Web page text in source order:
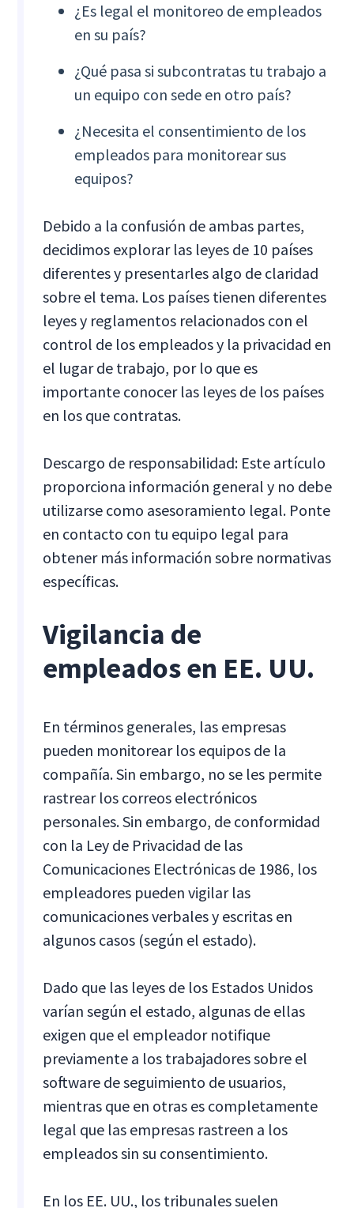
¿Es legal el monitoreo de empleados
en su país?
¿Qué pasa si subcontratas tu trabajo a
un equipo con sede en otro país?
¿Necesita el consentimiento de los
empleados para monitorear sus
equipos?
Debido a la confusión de ambas partes,
decidimos explorar las leyes de 10 países
diferentes y presentarles algo de claridad
sobre el tema. Los países tienen diferentes
leyes y reglamentos relacionados con el
control de los empleados y la privacidad en
el lugar de trabajo, por lo que es
importante conocer las leyes de los países
en los que contratas.
Descargo de responsabilidad: Este artículo
proporciona información general y no debe
utilizarse como asesoramiento legal. Ponte
en contacto con tu equipo legal para
obtener más información sobre normativas
específicas.
Vigilancia de
empleados en EE. UU.
En términos generales, las empresas
pueden monitorear los equipos de la
compañía. Sin embargo, no se les permite
rastrear los correos electrónicos
personales. Sin embargo, de conformidad
con la Ley de Privacidad de las
Comunicaciones Electrónicas de 1986, los
empleadores pueden vigilar las
comunicaciones verbales y escritas en
algunos casos (según el estado).
Dado que las leyes de los Estados Unidos
varían según el estado, algunas de ellas
exigen que el empleador notifique
previamente a los trabajadores sobre el
software de seguimiento de usuarios,
mientras que en otras es completamente
legal que las empresas rastreen a los
empleados sin su consentimiento.
En los EE. UU., los tribunales suelen